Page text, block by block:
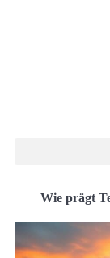
Wie prägt